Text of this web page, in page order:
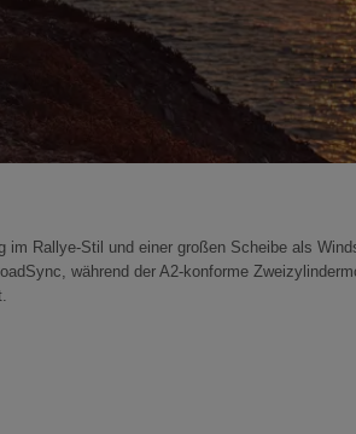
Rallye-Stil und einer großen Scheibe als
während der A2-konforme